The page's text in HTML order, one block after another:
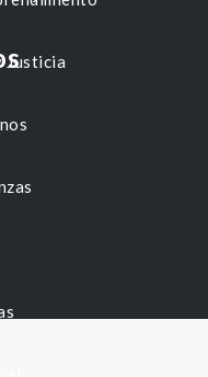
Justicia